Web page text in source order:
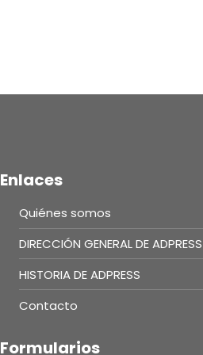
Enlaces
Quiénes somos
DIRECCIÓN GENERAL DE ADPRESS
HISTORIA DE ADPRESS
Contacto
Formularios